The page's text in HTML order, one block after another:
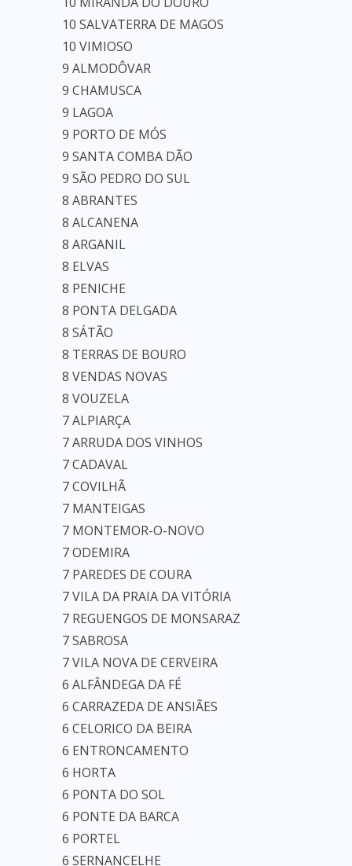
10 SALVATERRA DE MAGOS
10 VIMIOSO
9 ALMODÔVAR
9 CHAMUSCA
9 LAGOA
9 PORTO DE MÓS
9 SANTA COMBA DÃO
9 SÃO PEDRO DO SUL
8 ABRANTES
8 ALCANENA
8 ARGANIL
8 ELVAS
8 PENICHE
8 PONTA DELGADA
8 SÁTÃO
8 TERRAS DE BOURO
8 VENDAS NOVAS
8 VOUZELA
7 ALPIARÇA
7 ARRUDA DOS VINHOS
7 CADAVAL
7 COVILHÃ
7 MANTEIGAS
7 MONTEMOR-O-NOVO
7 ODEMIRA
7 PAREDES DE COURA
7 VILA DA PRAIA DA VITÓRIA
7 REGUENGOS DE MONSARAZ
7 SABROSA
7 VILA NOVA DE CERVEIRA
6 ALFÂNDEGA DA FÉ
6 CARRAZEDA DE ANSIÃES
6 CELORICO DA BEIRA
6 ENTRONCAMENTO
6 HORTA
6 PONTA DO SOL
6 PONTE DA BARCA
6 PORTEL
6 SERNANCELHE